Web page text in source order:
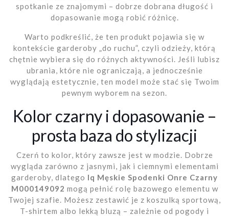
spotkanie ze znajomymi – dobrze dobrana długość i
dopasowanie mogą robić różnicę.
Warto podkreślić, że ten produkt pojawia się w
kontekście garderoby „do ruchu”, czyli odzieży, którą
chętnie wybiera się do różnych aktywności. Jeśli lubisz
ubrania, które nie ograniczają, a jednocześnie
wyglądają estetycznie, ten model może stać się Twoim
pewnym wyborem na sezon.
Kolor czarny i dopasowanie –
prosta baza do stylizacji
Czerń to kolor, który zawsze jest w modzie. Dobrze
wygląda zarówno z jasnymi, jak i ciemnymi elementami
garderoby, dlatego Iq Męskie Spodenki Onre Czarny
M000149092 mogą pełnić rolę bazowego elementu w
Twojej szafie. Możesz zestawić je z koszulką sportową,
T-shirtem albo lekką bluzą – zależnie od pogody i